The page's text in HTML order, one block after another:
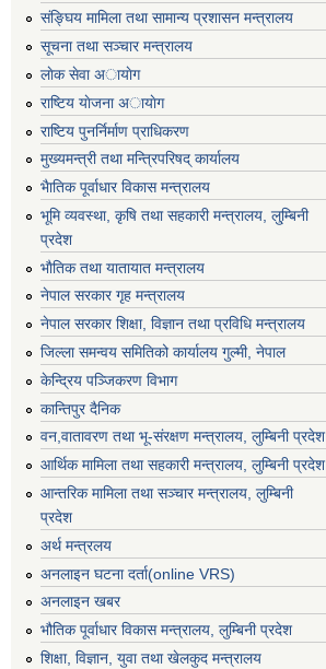
संङ्घिय मामिला तथा सामान्य प्रशासन मन्त्रालय
सूचना तथा सञ्चार मन्त्रालय
लाेक सेवा अायाेग
राष्टिय याेजना अायाेग
राष्टिय पुनर्निर्माण प्राधिकरण
मुख्यमन्त्री तथा मन्त्रिपरिषद् कार्यालय
भैातिक पूर्वाधार विकास मन्त्रालय
भूमि व्यवस्था, कृषि तथा सहकारी मन्त्रालय, लु्म्बिनी
प्रदेश
भाैतिक तथा यातायात मन्त्रालय
नेपाल सरकार गृह मन्त्रालय
नेपाल सरकार शिक्षा, विज्ञान तथा प्रविधि मन्त्रालय
जिल्ला समन्वय समितिको कार्यालय गुल्मी, नेपाल
केन्द्रिय पञ्जिकरण विभाग
कान्तिपुर दैनिक
वन,वातावरण तथा भू-संरक्षण मन्त्रालय, लुम्बिनी प्रदेश
आर्थिक मामिला तथा सहकारी मन्त्रालय, लुम्बिनी प्रदेश
आन्तरिक मामिला तथा सञ्चार मन्त्रालय, लुम्बिनी
प्रदेश
अर्थ मन्त्रलय
अनलाइन घटना दर्ता(online VRS)
अनलाइन खबर
भौतिक पूर्वाधार विकास मन्त्रालय, लुम्बिनी प्रदेश
शिक्षा, विज्ञान, युवा तथा खेलकुद मन्‍‍त्रालय